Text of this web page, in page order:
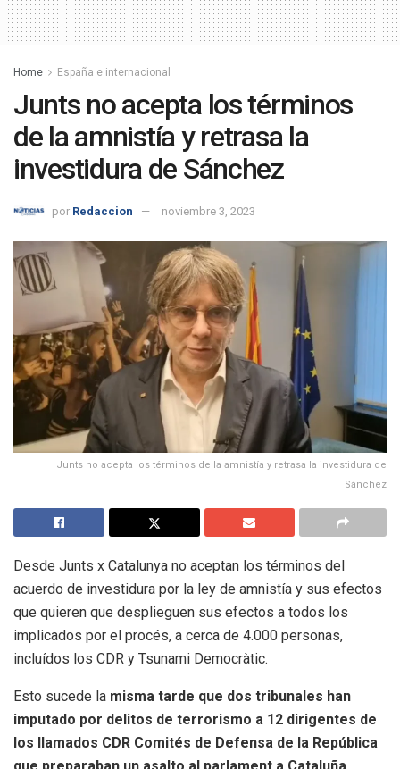
Home España e internacional
Junts no acepta los términos
de la amnistía y retrasa la
investidura de Sánchez
por Redaccion noviembre 3, 2023
Junts no acepta los términos de la amnistía y retrasa la investidura de
Sánchez
Desde Junts x Catalunya no aceptan los términos del
acuerdo de investidura por la ley de amnistía y sus efectos
que quieren que desplieguen sus efectos a todos los
implicados por el procés, a cerca de 4.000 personas,
incluídos los CDR y Tsunami Democràtic.
Esto sucede la misma tarde que dos tribunales han
imputado por delitos de terrorismo a 12 dirigentes de
los llamados CDR Comités de Defensa de la República